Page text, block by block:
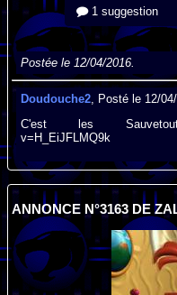
1 suggestion
Postée le 12/04/2016.
Doudouche2, Posté le 12/
C'est les Sauvetout
v=H_EiJFLMQ9k
ANNONCE N°3163 DE